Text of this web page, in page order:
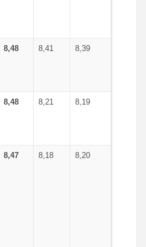
8,48 8,41 8,39
8,48 8,21 8,19
8,47 8,18 8,20